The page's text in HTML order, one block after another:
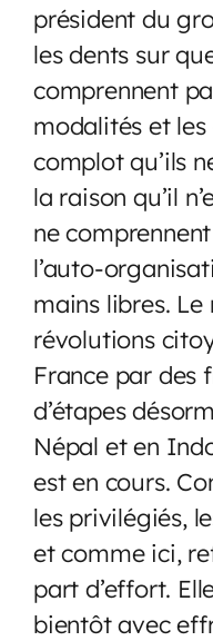
président du
les dents sur
comprennent
modalités et
complot qu’ils
la raison qu’il
ne
l’auto-
mains libres.
révolutions
France par des
d’étapes
Népal et en
est en cours.
les privilégiés,
et comme ici,
part d’effort.
bientôt avec